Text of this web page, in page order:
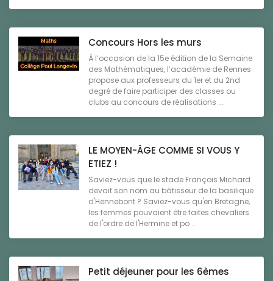
Concours Hors les murs
À l’occasion de la 15e édition de la Semaine
des Mathématiques, l’académie de Rennes
propose aux professeurs du 1er et du 2nd
degré de faire participer des classes ou
clubs au concours de réalisations ...
LE MOYEN-ÂGE COMME SI VOUS Y
ETIEZ !
Saviez-vous que le stade François Michard
devait son nom au bâtisseur de la basilique
d'Hennebont ? Saviez-vous qu'en Bretagne,
les femmes pouvaient être faites chevaliers
de l'ordre de l'Hermine et po ...
Petit déjeuner pour les 6èmes